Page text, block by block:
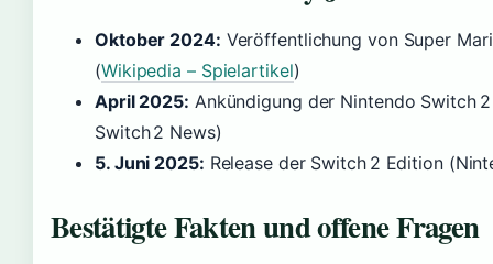
Oktober 2024: Veröffentlichung von Super
(Wikipedia – Spielartikel)
April 2025: Ankündigung der Nintendo Switch
Switch 2 News)
5. Juni 2025: Release der Switch 2 Edition
Bestätigte Fakten und offene Fragen